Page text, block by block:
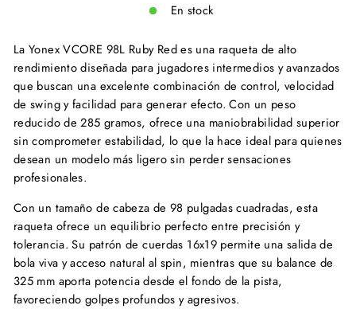
En stock
La Yonex VCORE 98L Ruby Red es una raqueta de alto
rendimiento diseñada para jugadores intermedios y avanzados
que buscan una excelente combinación de control, velocidad
de swing y facilidad para generar efecto. Con un peso
reducido de 285 gramos, ofrece una maniobrabilidad superior
sin comprometer estabilidad, lo que la hace ideal para quienes
desean un modelo más ligero sin perder sensaciones
profesionales.
Con un tamaño de cabeza de 98 pulgadas cuadradas, esta
raqueta ofrece un equilibrio perfecto entre precisión y
tolerancia. Su patrón de cuerdas 16x19 permite una salida de
bola viva y acceso natural al spin, mientras que su balance de
325 mm aporta potencia desde el fondo de la pista,
favoreciendo golpes profundos y agresivos.